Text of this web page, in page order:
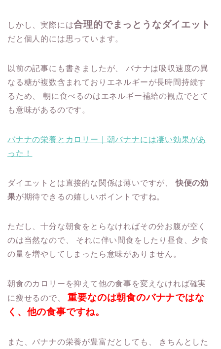
しかし、実際には合理的でまっとうなダイエット
だと個人的には思っています。
以前の記事にも書きましたが、
バナナは吸収速度の異
なる糖が複数含まれておりエネルギーが長時間持続す
るため、
朝に食べるのはエネルギー補給の観点でとて
も意味があるのです。
バナナの栄養とカロリー｜朝バナナには凄い効果があ
った！
ダイエットとは直接的な関係は薄いですが、
快便の効
果が期待できるの嬉しいポイントですね。
ただし、十分な朝食をとらなければその分お腹が空く
のは当然なので、
それに伴い間食をしたり昼食、夕食
の量を増やしてしまったら意味がありません。
朝食のカロリーを抑えて他の食事を変えなければ確実
に痩せるので、
重要なのは朝食のバナナではな
く、他の食事ですね。
また、バナナの栄養が豊富だとしても、
きちんとした